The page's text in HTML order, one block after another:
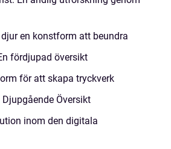
en konstform att beundra
fördjupad översikt
för att skapa tryckverk
Översikt
inom den digitala